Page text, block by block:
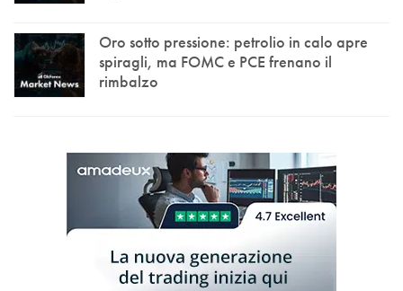
Oro sotto pressione: petrolio in calo apre
spiragli, ma FOMC e PCE frenano il
rimbalzo